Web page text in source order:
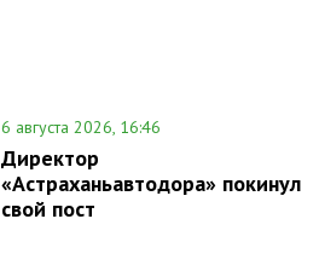
6 августа 2026, 16:46
Директор
«Астраханьавтодора» покинул
свой пост